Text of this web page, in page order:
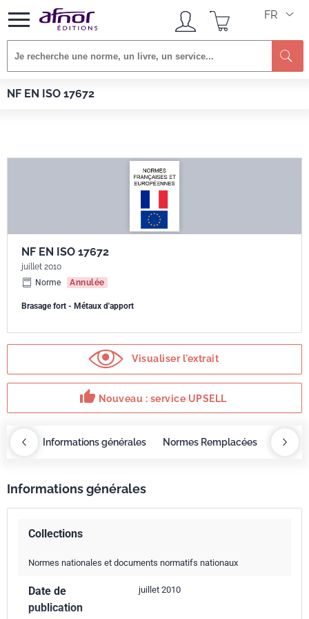
FR
NF EN ISO 17672
Afnor EDITIONS Normes
NF EN ISO 17672
juillet 2010
Norme
Annulée
Brasage fort - Métaux d'apport
Visualiser l'extrait
thumb_up Nouveau : service UPSELL
Informations générales Normes Remplacées
Informations générales
Collections
Normes nationales et documents normatifs nationaux
Date de
publication
juillet 2010